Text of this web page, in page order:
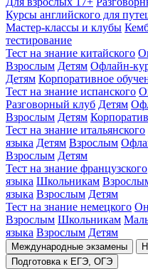
Курсы английского для
Мастер-классы и клубы
тестирование
Тест на знание китайского
Взрослым Детям Офлайн-
Детям Корпоративное
Тест на знание испанского
Разговорный клуб Детям
Взрослым Детям
Тест на знание итальянского
языка Детям Взрослым
Взрослым Детям
Тест на знание французского
языка Школьникам
языка Взрослым Детям
Тест на знание немецкого
Взрослым Школьникам
языка Взрослым Детям
Международные экзамены
Подготовка к ЕГЭ, ОГЭ